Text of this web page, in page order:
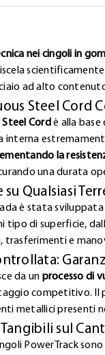
nei cingoli in
ad alto
Steel Cord
Cord è alla
interna
la
una durata
Qualsiasi
è stata
tipo di superficie,
trasferimenti e
da un processo di
competitivo. Il
metallici presenti
sul
PowerTrack